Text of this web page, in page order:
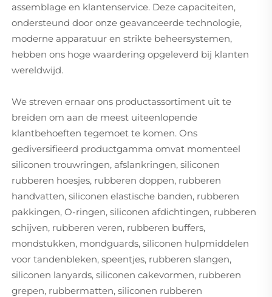
assemblage en klantenservice. Deze capaciteiten,
ondersteund door onze geavanceerde technologie,
moderne apparatuur en strikte beheersystemen,
hebben ons hoge waardering opgeleverd bij klanten
wereldwijd.
We streven ernaar ons productassortiment uit te
breiden om aan de meest uiteenlopende
klantbehoeften tegemoet te komen. Ons
gediversifieerd productgamma omvat momenteel
siliconen trouwringen, afslankringen, siliconen
rubberen hoesjes, rubberen doppen, rubberen
handvatten, siliconen elastische banden, rubberen
pakkingen, O-ringen, siliconen afdichtingen, rubberen
schijven, rubberen veren, rubberen buffers,
mondstukken, mondguards, siliconen hulpmiddelen
voor tandenbleken, speentjes, rubberen slangen,
siliconen lanyards, siliconen cakevormen, rubberen
grepen, rubbermatten, siliconen rubberen